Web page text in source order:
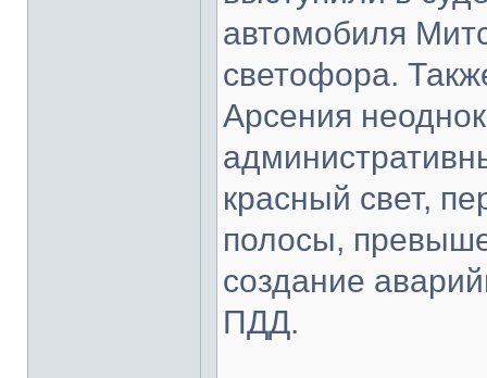
автомобиля
светофора.
Арсения
красный свет,
полосы,
создание
ПДД.